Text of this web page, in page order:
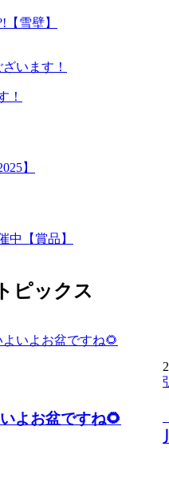
雪壁】
！
】
中【賞品】
ピックス
よお盆ですね🌻